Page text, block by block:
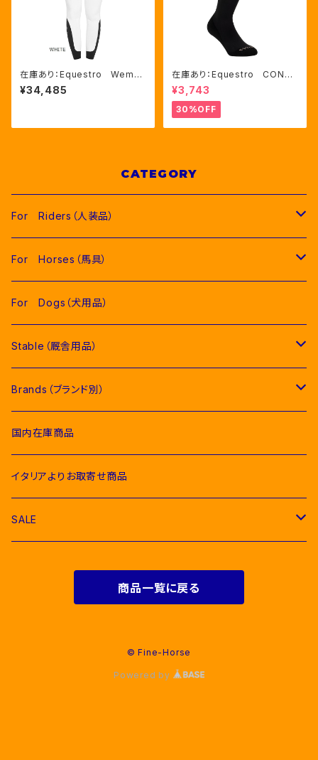
在庫あり：Equestro Wema
n's Zenda 高機能サマーキ
ュロット（ニーグリップ）４色 (ET
¥34,485
在庫あり：Equestro CONTR
ASTING LOGO ソックス 2
色（ETU00019）
¥3,743
30%OFF
CATEGORY
For Riders（人装品）
Men（男性用衣類）
Competition Jackets（競技用ジャケット）
Competition Shirts（競技用シャツ）
Bomber & Vest（アウター、ベスト）
Women（女性用衣類）
Competition Jackets（競技用ジャケット）
Competition Shirts（競技用シャツ）
Young Riders（ジュニア用衣類）
Competition Jackets（競技用ジャケット）
Competition Shirts（競技用シャツ）
Bomber & Vest（アウター、ベスト）
Socks & Ties（ソックス、ネクタイ類）
Socks（ソックス）
Ties（ネクタイ類）
Raincoats（レインコート）
Body Protector（ボディプロテクター）
Belts（ベルト）
Men & Women（大人用）
Foot Wear（乗馬用ブーツ類）
Helmets（乗馬用ヘルメット）
For Horses（馬具）
Pads（ゼッケン、パッド類）
Jumping Pads（障害馬術用ゼッケン）
Dressage Pads（馬場馬術用ゼッケン）
Fly Veils（イヤーネット類）
Bridles＆ Accesories （頭絡、手綱）
Bit（ハミ）
Halter & Lead rope（無口、曳き手）
Rugs & Neck Cover（馬着）
Girth Saver（腹帯）
Protecthions（プロテクター類）
For Dogs（犬用品）
Stable（厩舎用品）
COMPETITION EQUIPMENT(競技会用品）
Stable Curtains（厩舎かけ）
Bags（バッグ類）
Horse Care（お手入れ用品）
Combs and Brushes（ブラシ）
Brands（ブランド別）
Acavallo（アカバロ）
EGO７（エゴセブン）
EQUICOMFORT(エクイコンフォート）
HKM（エイチケーエム）
国内在庫商品
イタリアよりお取寄せ商品
SALE
Men（男性用衣類）
For Horses(馬具）
商品一覧に戻る
© Fine-Horse
Powered by